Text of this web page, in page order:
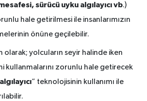
sürücü uyku algılayıcı vb.)
hale getirilmesi ile insanlarımızın
önüne geçilebilir.
olarak; yolcuların seyir halinde iken
kullanmalarını zorunlu hale getirecek
” teknolojisinin kullanımı ile